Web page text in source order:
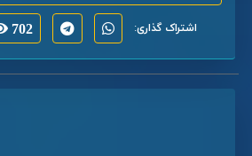
اشتراک گذاری: 702